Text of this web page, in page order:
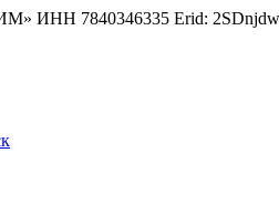
ИНН 7840346335 Erid: